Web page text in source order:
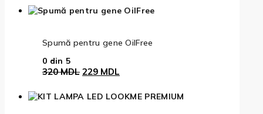
Spumă pentru gene OilFree
0 din 5
320MDL 229 MDL